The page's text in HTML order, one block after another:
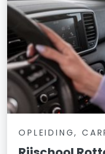
OPLEIDING,